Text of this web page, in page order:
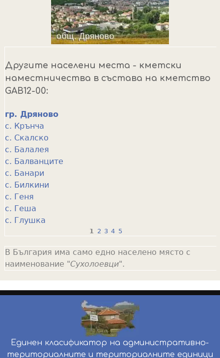
Другите населени места - кметски
наместничества в състава на кметство
GAB12-00:
гр. Дряново
с. Крънча
с. Скалско
с. Балалея
с. Балванците
с. Банари
с. Билкини
с. Геня
с. Геша
с. Глушка
a
g
e
1 2 3 4 5
В България има само едно населено място с
наименование "Сухолоевци".
Единен класификатор на административно-
териториалните и териториалните единици